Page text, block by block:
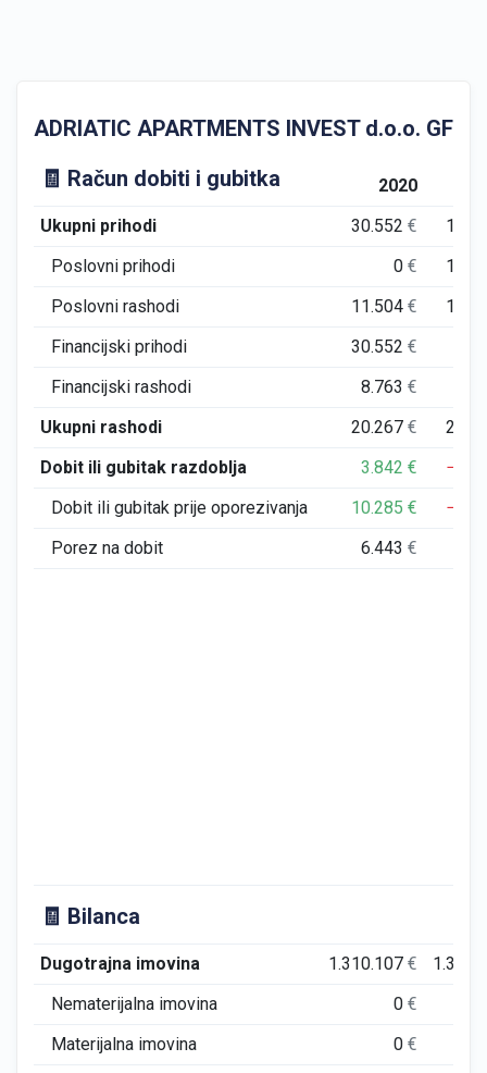
ADRIATIC APARTMENTS INVEST d.o.o. GFI
🧾 Račun dobiti i gubitka
2020
Ukupni prihodi
30.552€
Poslovni prihodi
0€
Poslovni rashodi
11.504€
Financijski prihodi
30.552€
Financijski rashodi
8.763€
Ukupni rashodi
20.267€
Dobit ili gubitak razdoblja
3.842€
Dobit ili gubitak prije oporezivanja
10.285€
Porez na dobit
6.443€
🧾 Bilanca
Dugotrajna imovina 1.310.107€
Nematerijalna imovina
0€
Materijalna imovina
0€